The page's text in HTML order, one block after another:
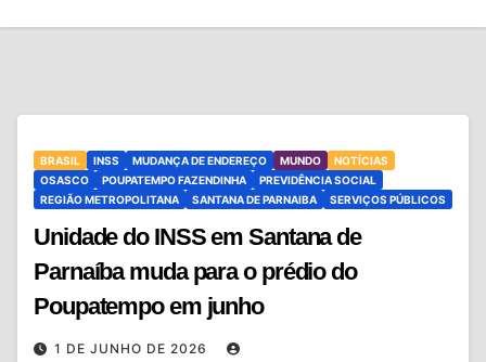
BRASIL INSS MUDANÇA DE ENDEREÇO MUNDO
NOTÍCIAS
OSASCO
POUPATEMPO FAZENDINHA
PREVIDÊNCIA SOCIAL
REGIÃO METROPOLITANA
SANTANA DE PARNAIBA SERVIÇOS PÚBLICOS
Unidade do INSS em Santana de
Parnaíba muda para o prédio do
Poupatempo em junho
1 DE JUNHO DE 2026